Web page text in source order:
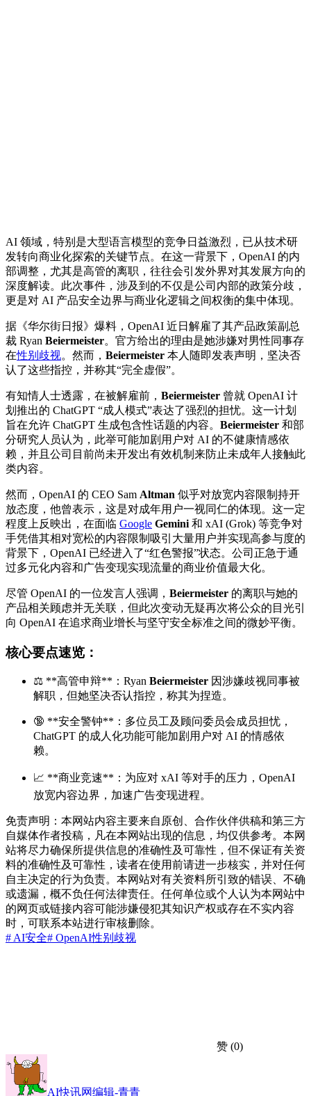
AI 领域，特别是大型语言模型的竞争日益激烈，已从技术研
发转向商业化探索的关键节点。在这一背景下，OpenAI 的内
部调整，尤其是高管的离职，往往会引发外界对其发展方向的
深度解读。此次事件，涉及到的不仅是公司内部的政策分歧，
更是对 AI 产品安全边界与商业化逻辑之间权衡的集中体现。
据《华尔街日报》爆料，OpenAI 近日解雇了其产品政策副总
裁 Ryan Beiermeister。官方给出的理由是她涉嫌对男性同事存
在性别歧视。然而， Beiermeister 本人随即发表声明，坚决否
认了这些指控，并称其“完全虚假”。
有知情人士透露，在被解雇前， Beiermeister 曾就 OpenAI 计
划推出的 ChatGPT “成人模式”表达了强烈的担忧。这一计划
旨在允许 ChatGPT 生成包含性话题的内容。 Beiermeister 和部
分研究人员认为，此举可能加剧用户对 AI 的不健康情感依
赖，并且公司目前尚未开发出有效机制来防止未成年人接触此
类内容。
然而，OpenAI 的 CEO Sam Altman 似乎对放宽内容限制持开
放态度，他曾表示，这是对成年用户一视同仁的体现。这一定
程度上反映出，在面临 Google Gemini 和 xAI (Grok) 等竞争对
手凭借其相对宽松的内容限制吸引大量用户并实现高参与度的
背景下，OpenAI 已经进入了“红色警报”状态。公司正急于通
过多元化内容和广告变现实现流量的商业价值最大化。
尽管 OpenAI 的一位发言人强调， Beiermeister 的离职与她的
产品相关顾虑并无关联，但此次变动无疑再次将公众的目光引
向 OpenAI 在追求商业增长与坚守安全标准之间的微妙平衡。
核心要点速览：
⚖️ **高管申辩**：Ryan Beiermeister 因涉嫌歧视同事被
解职，但她坚决否认指控，称其为捏造。
🔞 **安全警钟**：多位员工及顾问委员会成员担忧，
ChatGPT 的成人化功能可能加剧用户对 AI 的情感依
赖。
📈 **商业竞速**：为应对 xAI 等对手的压力，OpenAI
放宽内容边界，加速广告变现进程。
免责声明：本网站内容主要来自原创、合作伙伴供稿和第三方
自媒体作者投稿，凡在本网站出现的信息，均仅供参考。本网
站将尽力确保所提供信息的准确性及可靠性，但不保证有关资
料的准确性及可靠性，读者在使用前请进一步核实，并对任何
自主决定的行为负责。本网站对有关资料所引致的错误、不确
或遗漏，概不负任何法律责任。任何单位或个人认为本网站中
的网页或链接内容可能涉嫌侵犯其知识产权或存在不实内容
时，可联系本站进行审核删除。
# AI安全# OpenAI性别歧视
赞 (0)
AI快讯网编辑-青青